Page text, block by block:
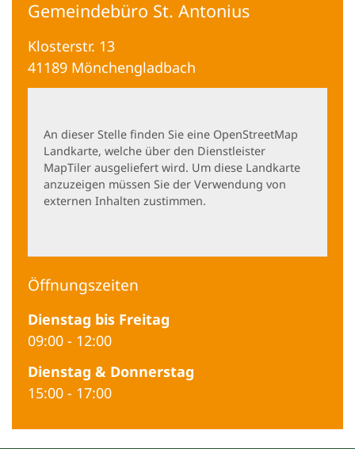
Gemeindebüro St. Antonius
Klosterstr. 13
41189 Mönchengladbach
An dieser Stelle finden Sie eine OpenStreetMap
Landkarte, welche über den Dienstleister
MapTiler ausgeliefert wird. Um diese Landkarte
anzuzeigen müssen Sie der Verwendung von
externen Inhalten zustimmen.
Öffnungszeiten
Dienstag bis Freitag
09:00 - 12:00
Dienstag & Donnerstag
15:00 - 17:00